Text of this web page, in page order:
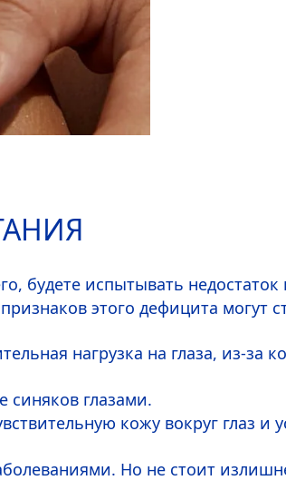
будете испытывать
этого дефицита могут
нагрузка на глаза, из-за
синяков глазами.
кожу вокруг глаз и
Но не стоит